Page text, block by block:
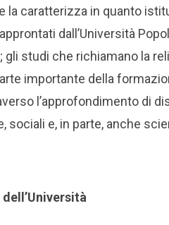
la caratterizza in quanto
dall’Università
studi che richiamano la
importante della
l’approfondimento di
sociali e, in parte, anche